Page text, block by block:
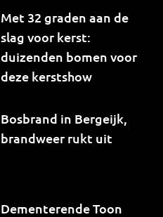
Met 32 graden aan de
slag voor kerst:
duizenden bomen voor
deze kerstshow
Bosbrand in Bergeijk,
brandweer rukt uit
Dementerende Toon